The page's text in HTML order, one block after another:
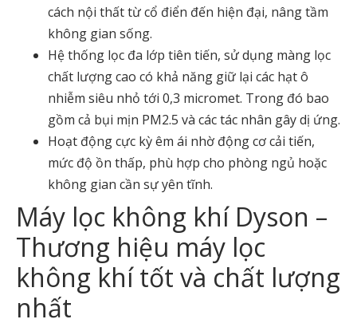
cách nội thất từ cổ điển đến hiện đại, nâng tầm
không gian sống.
Hệ thống lọc đa lớp tiên tiến, sử dụng màng lọc
chất lượng cao có khả năng giữ lại các hạt ô
nhiễm siêu nhỏ tới 0,3 micromet. Trong đó bao
gồm cả bụi mịn PM2.5 và các tác nhân gây dị ứng.
Hoạt động cực kỳ êm ái nhờ động cơ cải tiến,
mức độ ồn thấp, phù hợp cho phòng ngủ hoặc
không gian cần sự yên tĩnh.
Máy lọc không khí Dyson –
Thương hiệu máy lọc
không khí tốt và chất lượng
nhất